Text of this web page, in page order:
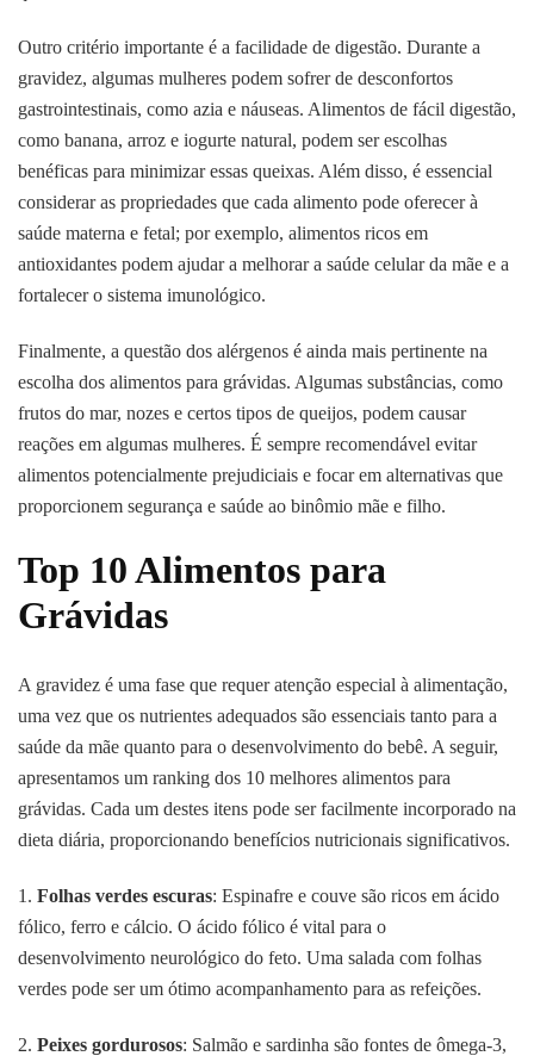
Outro critério importante é a facilidade de digestão. Durante a
gravidez, algumas mulheres podem sofrer de desconfortos
gastrointestinais, como azia e náuseas. Alimentos de fácil digestão,
como banana, arroz e iogurte natural, podem ser escolhas
benéficas para minimizar essas queixas. Além disso, é essencial
considerar as propriedades que cada alimento pode oferecer à
saúde materna e fetal; por exemplo, alimentos ricos em
antioxidantes podem ajudar a melhorar a saúde celular da mãe e a
fortalecer o sistema imunológico.
Finalmente, a questão dos alérgenos é ainda mais pertinente na
escolha dos alimentos para grávidas. Algumas substâncias, como
frutos do mar, nozes e certos tipos de queijos, podem causar
reações em algumas mulheres. É sempre recomendável evitar
alimentos potencialmente prejudiciais e focar em alternativas que
proporcionem segurança e saúde ao binômio mãe e filho.
Top 10 Alimentos para
Grávidas
A gravidez é uma fase que requer atenção especial à alimentação,
uma vez que os nutrientes adequados são essenciais tanto para a
saúde da mãe quanto para o desenvolvimento do bebê. A seguir,
apresentamos um ranking dos 10 melhores alimentos para
grávidas. Cada um destes itens pode ser facilmente incorporado na
dieta diária, proporcionando benefícios nutricionais significativos.
1. Folhas verdes escuras: Espinafre e couve são ricos em ácido
fólico, ferro e cálcio. O ácido fólico é vital para o
desenvolvimento neurológico do feto. Uma salada com folhas
verdes pode ser um ótimo acompanhamento para as refeições.
2. Peixes gordurosos: Salmão e sardinha são fontes de ômega-3,